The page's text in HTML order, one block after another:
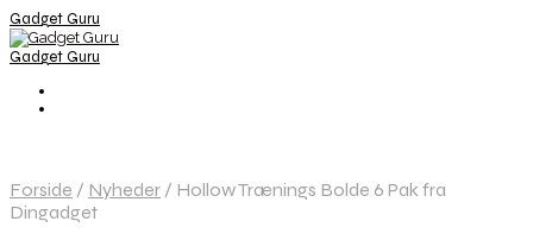
Gadget Guru
Gadget Guru
Forside / Nyheder / Hollow Trænings Bolde 6 Pak fra
Dingadget